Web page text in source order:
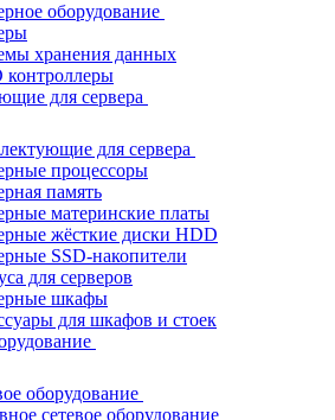
оборудование
хранения данных
для сервера
для сервера
процессоры
память
материнские платы
жёсткие диски HDD
SSD-накопители
для серверов
шкафы
для шкафов и стоек
оборудование
сетевое оборудование